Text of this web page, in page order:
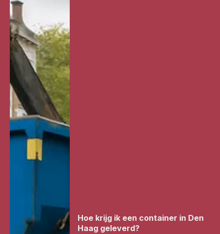
Hoe krijg ik een container in Den
Haag geleverd?